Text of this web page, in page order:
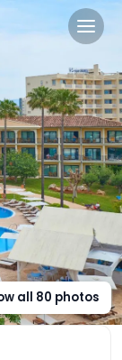
- Only
air-
all 80 photos